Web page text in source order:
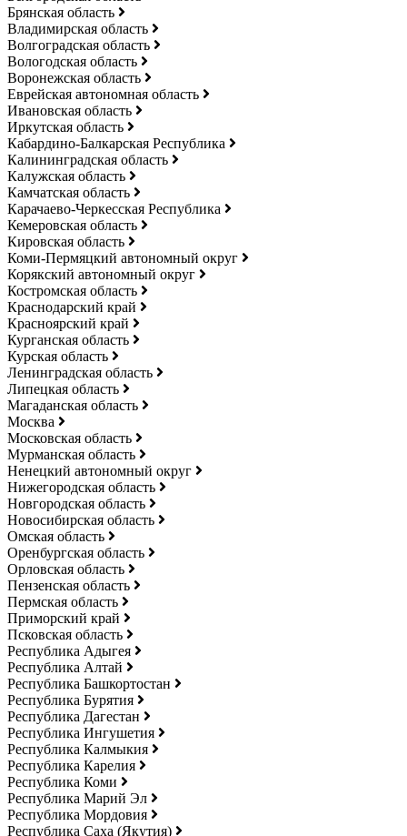
Брянская область
Владимирская область
Волгоградская область
Вологодская область
Воронежская область
Еврейская автономная область
Ивановская область
Иркутская область
Кабардино-Балкарская Республика
Калининградская область
Калужская область
Камчатская область
Карачаево-Черкесская Республика
Кемеровская область
Кировская область
Коми-Пермяцкий автономный округ
Корякский автономный округ
Костромская область
Краснодарский край
Красноярский край
Курганская область
Курская область
Ленинградская область
Липецкая область
Магаданская область
Москва
Московская область
Мурманская область
Ненецкий автономный округ
Нижегородская область
Новгородская область
Новосибирская область
Омская область
Оренбургская область
Орловская область
Пензенская область
Пермская область
Приморский край
Псковская область
Республика Адыгея
Республика Алтай
Республика Башкортостан
Республика Бурятия
Республика Дагестан
Республика Ингушетия
Республика Калмыкия
Республика Карелия
Республика Коми
Республика Марий Эл
Республика Мордовия
Республика Саха (Якутия)